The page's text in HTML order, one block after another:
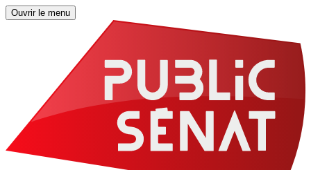
Ouvrir le menu